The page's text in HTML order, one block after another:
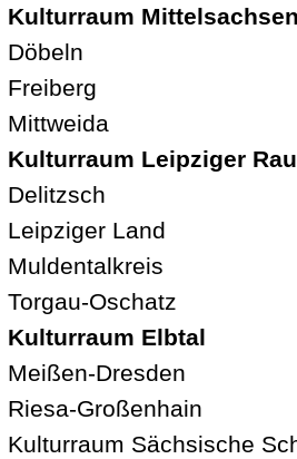
Kulturraum
Döbeln
Freiberg
Mittweida
Kulturraum Leipziger
Delitzsch
Leipziger Land
Muldentalkreis
Torgau-Oschatz
Kulturraum Elbtal
Meißen-Dresden
Riesa-Großenhain
Kulturraum Sächsische